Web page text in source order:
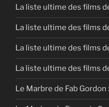
La liste ultime des films
La liste ultime des films
La liste ultime des films
La liste ultime des films
Le Marbre de Fab